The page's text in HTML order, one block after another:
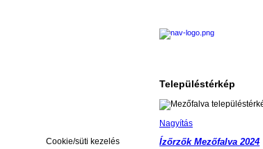
Településtérkép
Nagyítás
Ízőrzők Mezőfalva 2024
Cookie/süti kezelés